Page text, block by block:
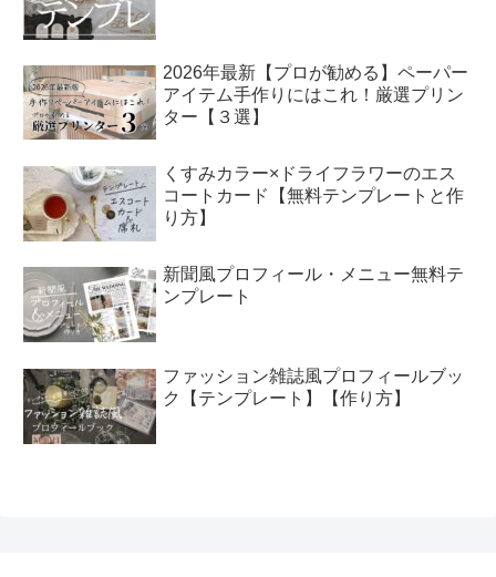
2026年最新【プロが勧める】ペーパー
アイテム手作りにはこれ！厳選プリン
ター【３選】
くすみカラー×ドライフラワーのエス
コートカード【無料テンプレートと作
り方】
新聞風プロフィール・メニュー無料テ
ンプレート
ファッション雑誌風プロフィールブッ
ク【テンプレート】【作り方】